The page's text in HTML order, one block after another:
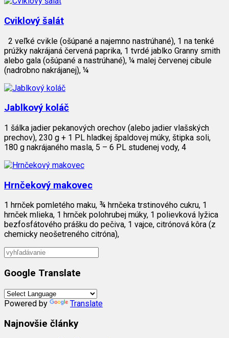
Cviklový šalát
2 veľké cvikle (ošúpané a najemno nastrúhané), 1 na tenké
prúžky nakrájaná červená paprika, 1 tvrdé jablko Granny smith
alebo gala (ošúpané a nastrúhané), ¼ malej červenej cibule
(nadrobno nakrájanej), ¼
Jablkový koláč
1 šálka jadier pekanových orechov (alebo jadier vlašských
prechov), 230 g + 1 PL hladkej špaldovej múky, štipka soli,
180 g nakrájaného masla, 5 – 6 PL studenej vody, 4
Hrnčekový makovec
1 hrnček pomletého maku, ¾ hrnčeka trstinového cukru, 1
hrnček mlieka, 1 hrnček polohrubej múky, 1 polievková lyžica
bezfosfátového prášku do pečiva, 1 vajce, citrónová kôra (z
chemicky neošetreného citróna),
Google Translate
Powered by Translate
Najnovšie články